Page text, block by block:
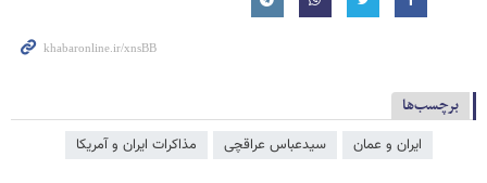
برچسب‌ها
ایران و عمان سیدعباس عراقچی مذاکرات ایران و آمریکا